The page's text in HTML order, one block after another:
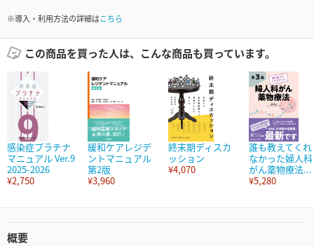
※導入・利用方法の詳細はこちら
この商品を買った人は、こんな商品も買っています。
感染症プラチナ
マニュアル Ver.9
2025-2026
¥2,750
緩和ケアレジデ
ントマニュアル
第2版
¥3,960
終末期ディスカ
ッション
¥4,070
誰も教えてくれ
なかった婦人科
がん薬物療法...
¥5,280
概要